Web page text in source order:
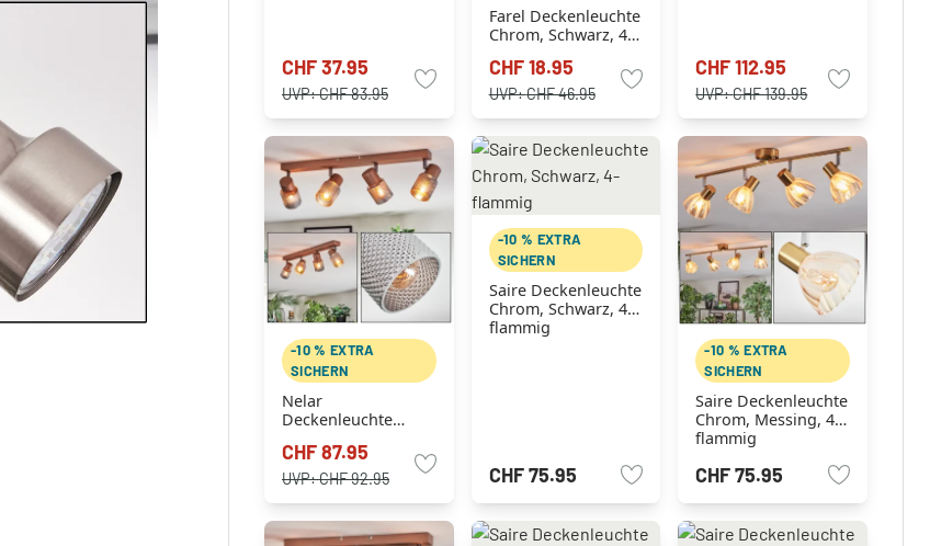
CHF 37.95
UVP:CHF 83.95
Farel Deckenleuchte
Chrom, Schwarz, 4-
CHF 18.95
UVP:CHF 46.95
CHF 112.95
UVP:CHF 139.95
-10 % EXTRA
SICHERN
Nelar
Deckenleuchte
flammig
CHF 87.95
UVP:CHF 92.95
-10 % EXTRA
SICHERN
Saire Deckenleuchte
Chrom, Schwarz, 4-
flammig
CHF 75.95
-10 % EXTRA
SICHERN
Saire Deckenleuchte
Chrom, Messing, 4-
flammig
CHF 75.95